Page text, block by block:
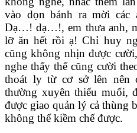
vào dọn bánh ra mời
Dạ…! dạ…!, em thưa anh,
lỡ ăn hết rồi ạ! Chỉ huy
cũng không nhịn được
nghe thấy thế cũng cười
thoát ly từ cơ sở lên nên
thường xuyên thiếu muối,
được giao quản lý cả thùng
không thể kiềm chế được.